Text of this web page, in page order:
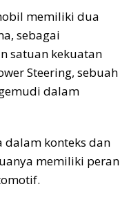
memiliki dua
sebagai
satuan kekuatan
Steering, sebuah
dalam
dalam konteks dan
memiliki peran